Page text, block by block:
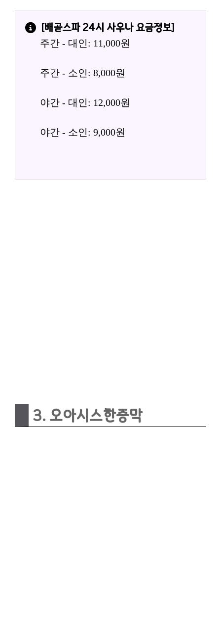
[배곧스파 24시 사우나 요금정보]
주간 - 대인: 11,000원
주간 - 소인: 8,000원
야간 - 대인: 12,000원
야간 - 소인: 9,000원
3. 오아시스한증막